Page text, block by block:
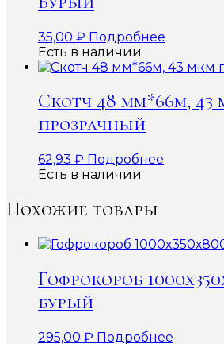
35,00 ₽ Подробнее
Есть в наличии
Скотч 48 мм*66м, 43
прозрачный
62,93 ₽ Подробнее
Есть в наличии
Похожие товары
Гофрокороб
бурый
295,00 ₽ Подробнее